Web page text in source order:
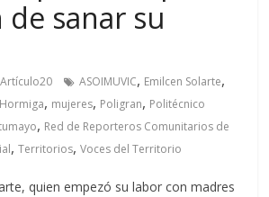
sanar su
Artículo20 ASOIMUVIC, Emilcen Solarte,
, mujeres, Poligran, Politécnico
, Red de Reporteros Comunitarios de
,Territorios,Voces del Territorio
quien empezó su labor con madres